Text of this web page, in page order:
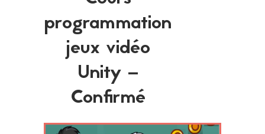
programmation
jeux vidéo
Unity –
Confirmé